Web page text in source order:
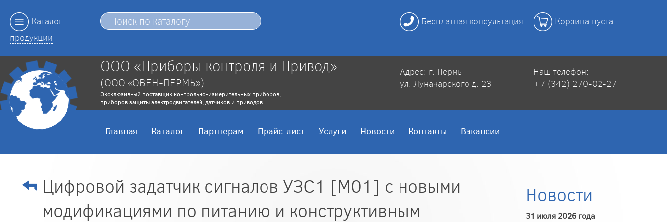
Каталог
продукции
Бесплатная консультация Корзина пуста
ООО «Приборы контроля и Привод»
(ООО «ОВЕН-ПЕРМЬ»)
Эксклюзивный поставщик контрольно-измерительных приборов,
приборов защиты электродвигателей, датчиков и приводов.
Адрес: г. Пермь
ул. Луначарского д. 23
Наш телефон:
+7 (342) 270-02-27
Главная Каталог Партнерам Прайс-лист Услуги Новости Контакты Вакансии
Цифровой задатчик сигналов УЗС1 [M01] с новыми
модификациями по питанию и конструктивным
Новости
31 июля 2026 года